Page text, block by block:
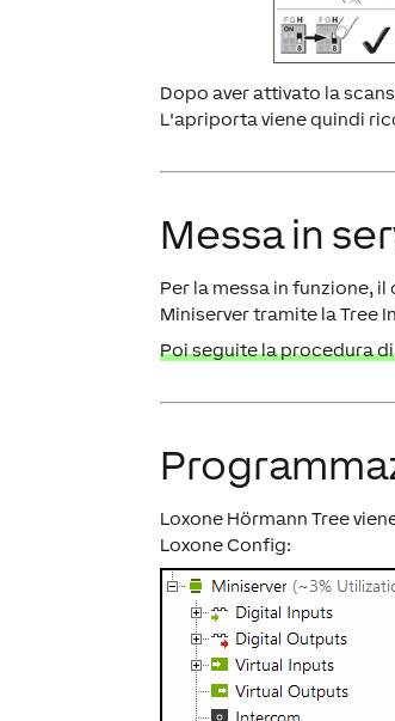
Dopo aver attivato la
L'apriporta viene quindi
Messa in
Per la messa in funzione,
Miniserver tramite la Tree
Poi seguite la procedura
Loxone Hörmann Tree
Loxone Config: